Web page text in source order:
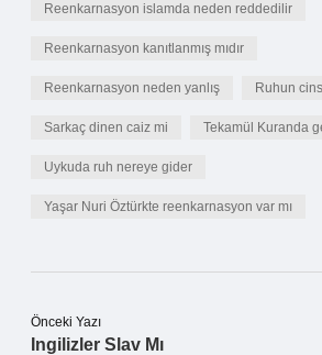
Reenkarnasyon islamda neden reddedilir
Reenkarnasyon kanıtlanmış mıdır
Reenkarnasyon neden yanlış Ruhun
Sarkaç dinen caiz mi Tekamül Kuranda
Uykuda ruh nereye gider
Yaşar Nuri Öztürkte reenkarnasyon var mı
Önceki Yazı
Ingilizler Slav Mı